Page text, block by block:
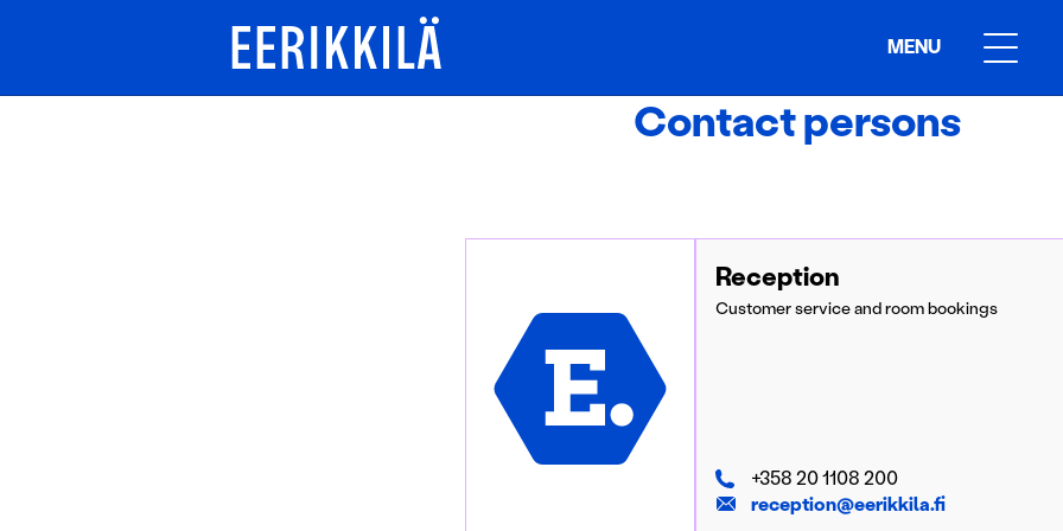
MENU
Contact persons
Reception
Customer service and room bookings
+358 20 1108 200
reception@eerikkila.fi